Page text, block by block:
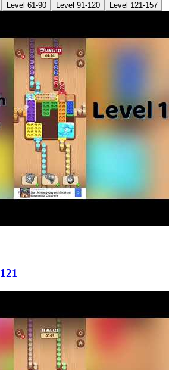
Level 61-90 Level 91-120 Level 121-157
121